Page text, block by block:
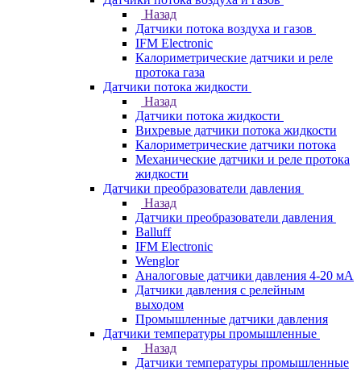
Назад
Датчики потока воздуха и газов
IFM Electronic
Калориметрические датчики и реле
протока газа
Датчики потока жидкости
Назад
Датчики потока жидкости
Вихревые датчики потока жидкости
Калориметрические датчики потока
Механические датчики и реле протока
жидкости
Датчики преобразователи давления
Назад
Датчики преобразователи давления
Balluff
IFM Electronic
Wenglor
Аналоговые датчики давления 4-20 мА
Датчики давления с релейным
выходом
Промышленные датчики давления
Датчики температуры промышленные
Назад
Датчики температуры промышленные